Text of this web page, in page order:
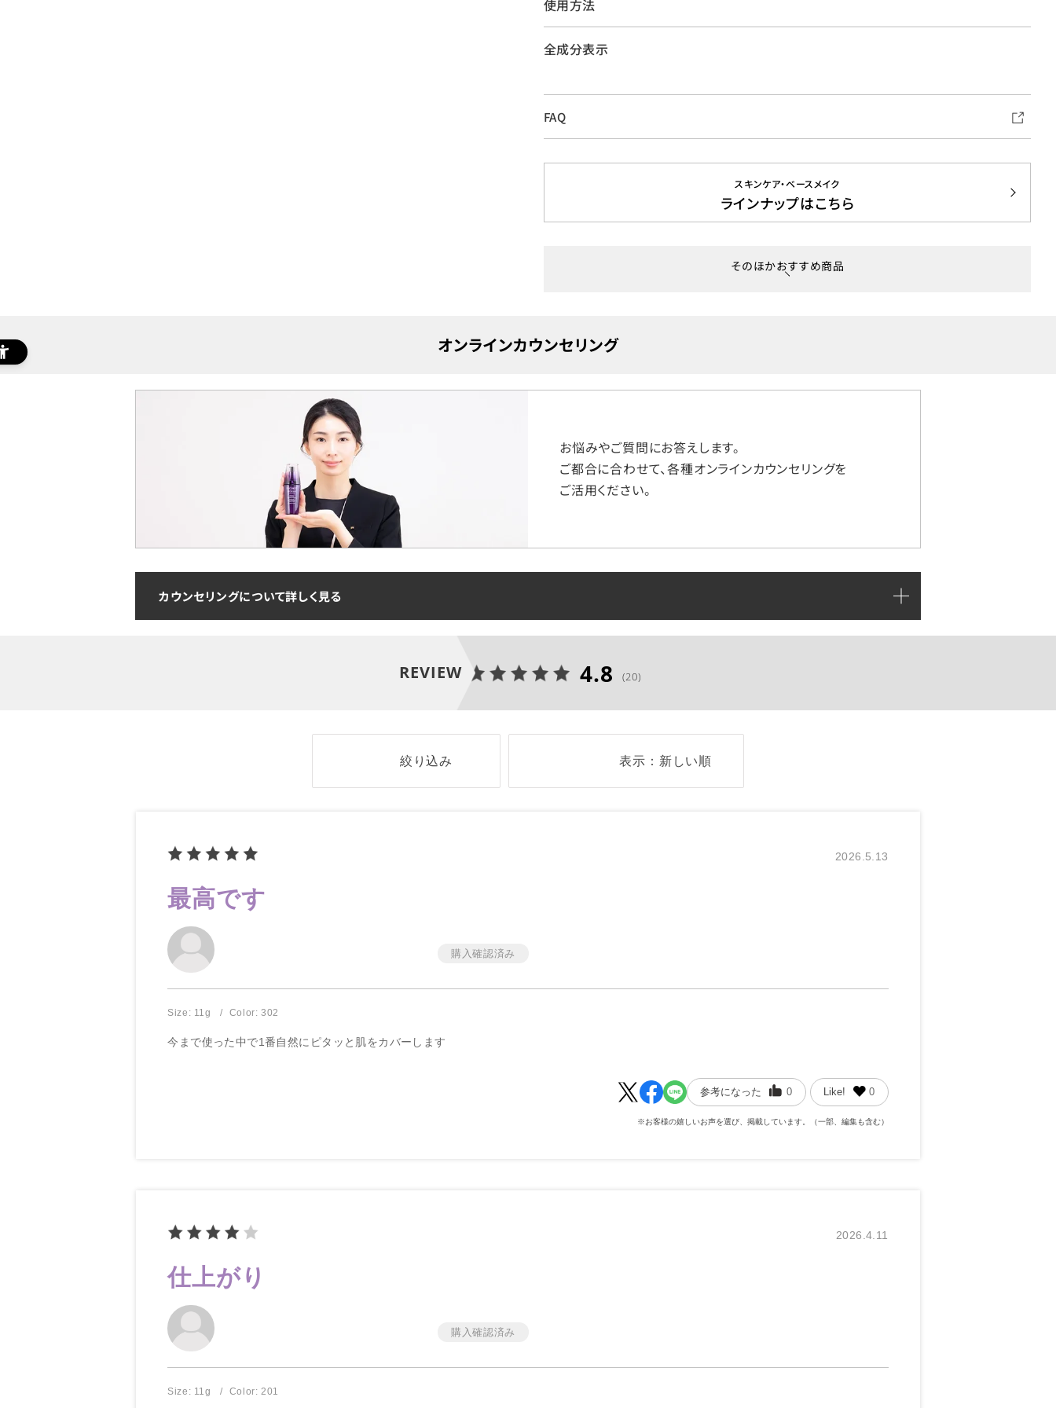
使用方法
全成分表示
FAQ
スキンケア・ベースメイク
ラインナップはこちら
そのほかおすすめ商品
オンラインカウンセリング
お悩みやご質問にお答えします。
ご都合に合わせて、各種オンラインカウンセリングを
ご活用ください。
カウンセリングについて詳しく見る
REVIEW 4.8 (20)
絞り込み 表示：新しい順
2026.5.13
最高です
Size: 11g Color: 302
今まで使った中で1番自然にピタッと肌をカバーします
参考になった 0 Like! 0
※お客様の嬉しいお声を選び、掲載しています。（一部、編集も含む）
2026.4.11
仕上がり
Size: 11g Color: 201